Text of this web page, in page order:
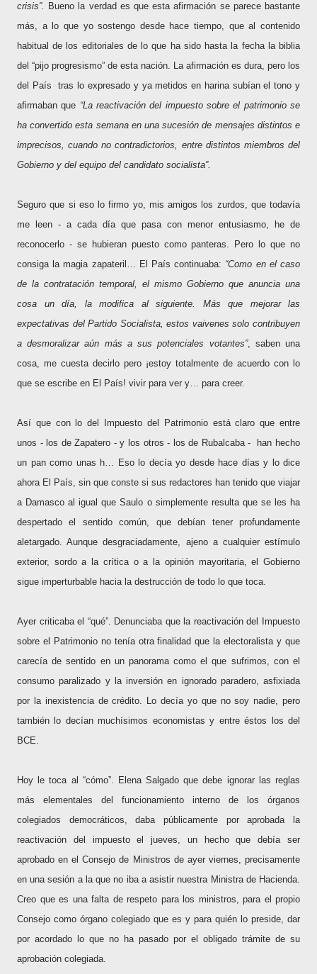
crisis”. Bueno la verdad es que esta afirmación se parece bastante
más, a lo que yo sostengo desde hace tiempo, que al contenido
habitual de los editoriales de lo que ha sido hasta la fecha la biblia
del “pijo progresismo” de esta nación. La afirmación es dura, pero los
del País
tras lo expresado y ya metidos en harina subían el tono y
afirmaban que “La reactivación del impuesto sobre el patrimonio se
ha convertido esta semana en una sucesión de mensajes distintos e
imprecisos, cuando no contradictorios, entre distintos miembros del
Gobierno y del equipo del candidato socialista”.
Seguro que si eso lo firmo yo, mis amigos los zurdos, que todavía
me leen - a cada día que pasa con menor entusiasmo, he de
reconocerlo - se hubieran puesto como panteras. Pero lo que no
consiga la magia zapateril… El País continuaba: “Como en el caso
de la contratación temporal, el mismo Gobierno que anuncia una
cosa un día, la modifica al siguiente. Más que mejorar las
expectativas del Partido Socialista, estos vaivenes solo contribuyen
a desmoralizar aún más a sus potenciales votantes”, saben una
cosa, me cuesta decirlo pero ¡estoy totalmente de acuerdo con lo
que se escribe en El País! vivir para ver y… para creer.
Así que con lo del Impuesto del Patrimonio está claro que entre
unos - los de Zapatero - y los otros - los de Rubalcaba -
han hecho
un pan como unas h… Eso lo decía yo desde hace días y lo dice
ahora El País, sin que conste si sus redactores han tenido que viajar
a Damasco al igual que Saulo o simplemente resulta que se les ha
despertado el sentido común, que debían tener profundamente
aletargado. Aunque desgraciadamente, ajeno a cualquier estímulo
exterior, sordo a la crítica o a la opinión mayoritaria, el Gobierno
sigue imperturbable hacia la destrucción de todo lo que toca.
Ayer criticaba el “qué”. Denunciaba que la reactivación del Impuesto
sobre el Patrimonio no tenía otra finalidad que la electoralista y que
carecía de sentido en un panorama como el que sufrimos, con el
consumo paralizado y la inversión en ignorado paradero, asfixiada
por la inexistencia de crédito. Lo decía yo que no soy nadie, pero
también lo decían muchísimos economistas y entre éstos los del
BCE.
Hoy le toca al “cómo”. Elena Salgado que debe ignorar las reglas
más elementales del funcionamiento interno de los órganos
colegiados democráticos, daba públicamente por aprobada la
reactivación del impuesto el jueves, un hecho que debía ser
aprobado en el Consejo de Ministros de ayer viernes, precisamente
en una sesión a la que no iba a asistir nuestra Ministra de Hacienda.
Creo que es una falta de respeto para los ministros, para el propio
Consejo como órgano colegiado que es y para quién lo preside, dar
por acordado lo que no ha pasado por el obligado trámite de su
aprobación colegiada.